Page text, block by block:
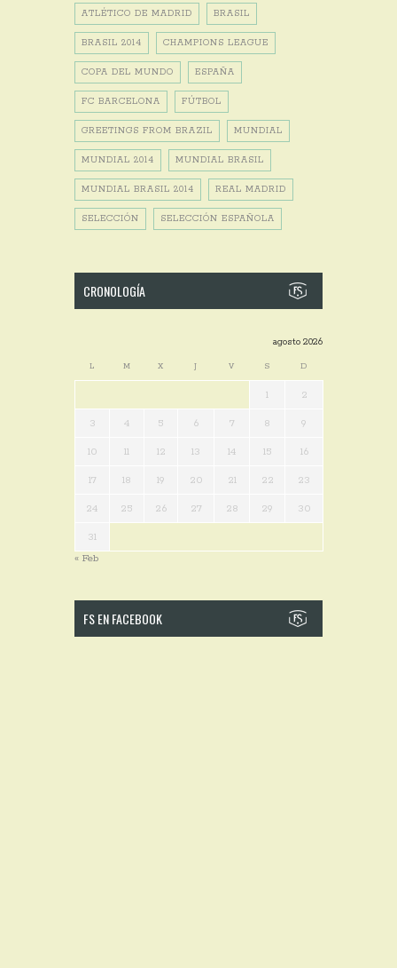
ATLÉTICO DE MADRID BRASIL
BRASIL 2014 CHAMPIONS LEAGUE
COPA DEL MUNDO ESPAÑA
FC BARCELONA FÚTBOL
GREETINGS FROM BRAZIL MUNDIAL
MUNDIAL 2014 MUNDIAL BRASIL
MUNDIAL BRASIL 2014 REAL MADRID
SELECCIÓN SELECCIÓN ESPAÑOLA
CRONOLOGÍA
agosto 2026
L M X J V S D
1 2
3 4 5 6 7 8 9
10 11 12 13 14 15 16
17 18 19 20 21 22 23
24 25 26 27 28 29 30
31
« Feb
FS EN FACEBOOK